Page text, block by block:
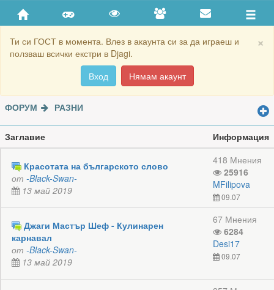
×
Ти си ГОСТ в момента. Влез в акаунта си за да играеш и
ползваш всички екстри в Djagi.
Вход
Нямам акаунт
ФОРУМ РАЗНИ
Заглавие Информация
Красотата на българското слово
от -Black-Swan-
13 май 2019
25916
MFilipova
09.07
Джаги Мастър Шеф - Кулинарен
карнавал
от -Black-Swan-
13 май 2019
67 Мнения
6284
Desi17
09.07